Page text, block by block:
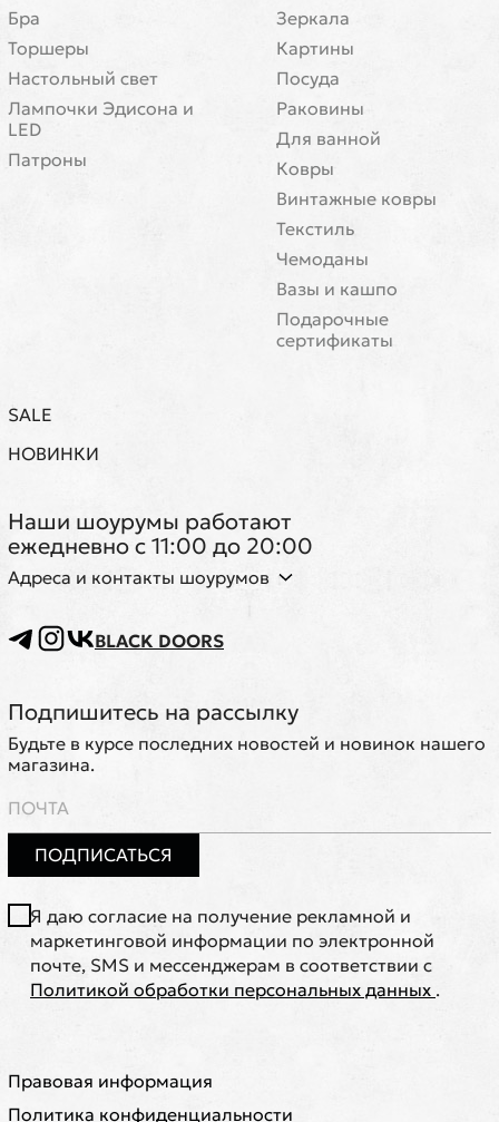
Бра
Торшеры
Настольный свет
Лампочки Эдисона и
LED
Патроны
Зеркала
Картины
Посуда
Раковины
Для ванной
Ковры
Винтажные ковры
Текстиль
Чемоданы
Вазы и кашпо
Подарочные
сертификаты
SALE
НОВИНКИ
Наши шоурумы работают
ежедневно с 11:00 до 20:00
Адреса и контакты шоурумов
BLACK DOORS
Подпишитесь на рассылку
Будьте в курсе последних новостей и новинок нашего
магазина.
ПОДПИСАТЬСЯ
Я даю согласие на получение рекламной и
маркетинговой информации по электронной
почте, SMS и мессенджерам в соответствии с
Политикой обработки персональных данных .
Правовая информация
Политика конфиденциальности